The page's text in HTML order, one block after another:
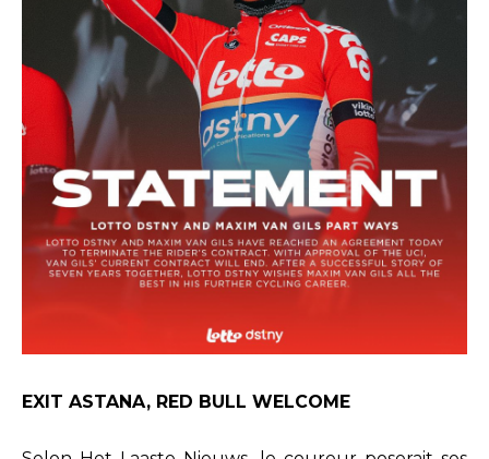
EXIT ASTANA, RED BULL WELCOME